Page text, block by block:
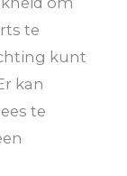
te
kunt
kan
te